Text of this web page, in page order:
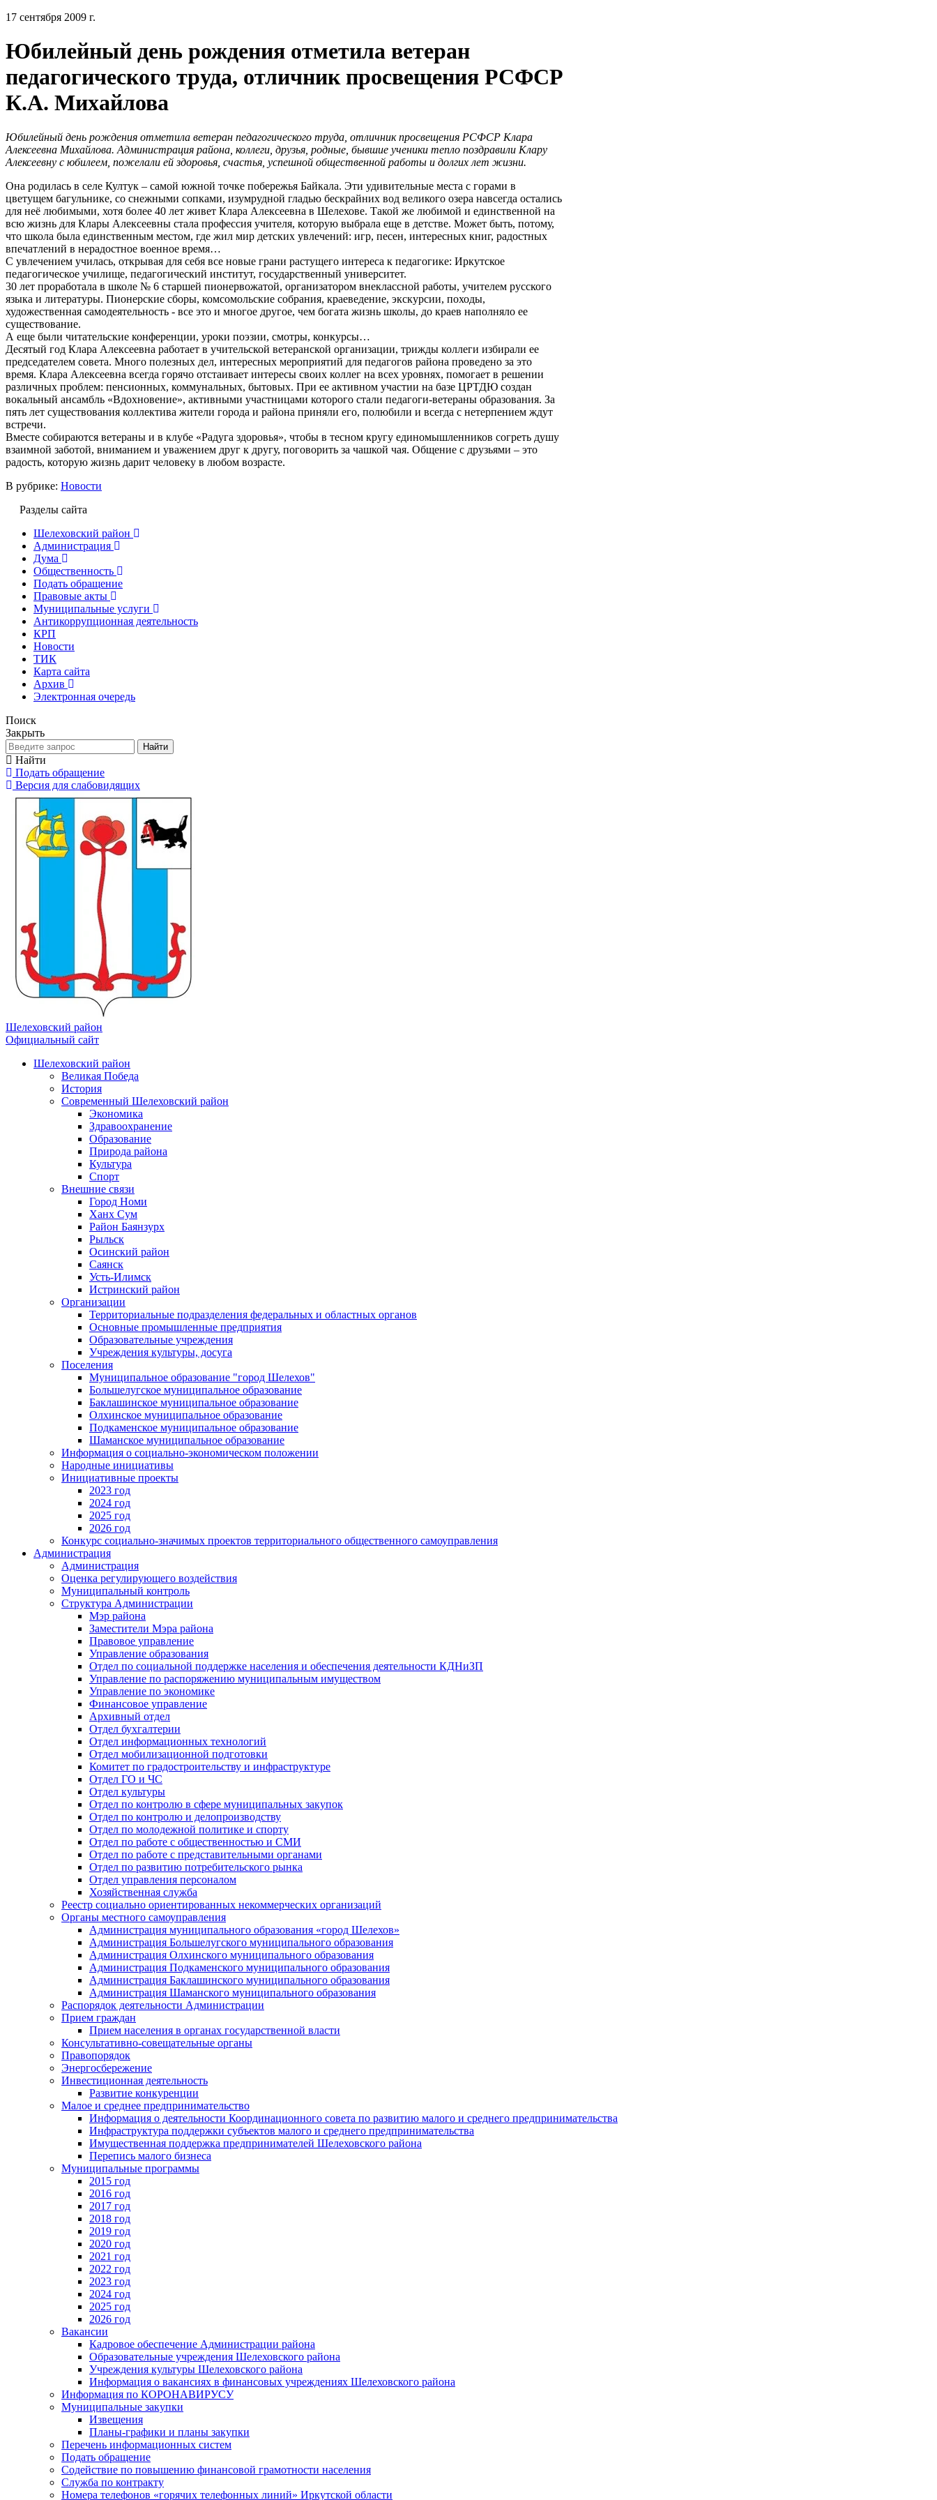
17 сентября 2009 г.
Юбилейный день рождения отметила ветеран
педагогического труда, отличник просвещения РСФСР
К.А. Михайлова
Юбилейный день рождения отметила ветеран педагогического труда, отличник просвещения РСФСР Клара
Алексеевна Михайлова. Администрация района, коллеги, друзья, родные, бывшие ученики тепло поздравили Клару
Алексеевну с юбилеем, пожелали ей здоровья, счастья, успешной общественной работы и долгих лет жизни.
Она родилась в селе Култук – самой южной точке побережья Байкала. Эти удивительные места с горами в
цветущем багульнике, со снежными сопками, изумрудной гладью бескрайних вод великого озера навсегда остались
для неё любимыми, хотя более 40 лет живет Клара Алексеевна в Шелехове. Такой же любимой и единственной на
всю жизнь для Клары Алексеевны стала профессия учителя, которую выбрала еще в детстве. Может быть, потому,
что школа была единственным местом, где жил мир детских увлечений: игр, песен, интересных книг, радостных
впечатлений в нерадостное военное время…
С увлечением училась, открывая для себя все новые грани растущего интереса к педагогике: Иркутское
педагогическое училище, педагогический институт, государственный университет.
30 лет проработала в школе № 6 старшей пионервожатой, организатором внеклассной работы, учителем русского
языка и литературы. Пионерские сборы, комсомольские собрания, краеведение, экскурсии, походы,
художественная самодеятельность - все это и многое другое, чем богата жизнь школы, до краев наполняло ее
существование.
А еще были читательские конференции, уроки поэзии, смотры, конкурсы…
Десятый год Клара Алексеевна работает в учительской ветеранской организации, трижды коллеги избирали ее
председателем совета. Много полезных дел, интересных мероприятий для педагогов района проведено за это
время. Клара Алексеевна всегда горячо отстаивает интересы своих коллег на всех уровнях, помогает в решении
различных проблем: пенсионных, коммунальных, бытовых. При ее активном участии на базе ЦРТДЮ создан
вокальный ансамбль «Вдохновение», активными участницами которого стали педагоги-ветераны образования. За
пять лет существования коллектива жители города и района приняли его, полюбили и всегда с нетерпением ждут
встречи.
Вместе собираются ветераны и в клубе «Радуга здоровья», чтобы в тесном кругу единомышленников согреть душу
взаимной заботой, вниманием и уважением друг к другу, поговорить за чашкой чая. Общение с друзьями – это
радость, которую жизнь дарит человеку в любом возрасте.
В рубрике: Новости
Разделы сайта
Шелеховский район
Администрация
Дума
Общественность
Подать обращение
Правовые акты
Муниципальные услуги
Антикоррупционная деятельность
КРП
Новости
ТИК
Карта сайта
Архив
Электронная очередь
Поиск
Закрыть
Найти
Найти
Подать обращение
Версия для слабовидящих
Шелеховский район
Официальный сайт
Шелеховский район
Великая Победа
История
Современный Шелеховский район
Экономика
Здравоохранение
Образование
Природа района
Культура
Спорт
Внешние связи
Город Номи
Ханх Сум
Район Баянзурх
Рыльск
Осинский район
Саянск
Усть-Илимск
Истринский район
Организации
Территориальные подразделения федеральных и областных органов
Основные промышленные предприятия
Образовательные учреждения
Учреждения культуры, досуга
Поселения
Муниципальное образование "город Шелехов"
Большелугское муниципальное образование
Баклашинское муниципальное образование
Олхинское муниципальное образование
Подкаменское муниципальное образование
Шаманское муниципальное образование
Информация о социально-экономическом положении
Народные инициативы
Инициативные проекты
2023 год
2024 год
2025 год
2026 год
Конкурс социально-значимых проектов территориального общественного самоуправления
Администрация
Администрация
Оценка регулирующего воздействия
Муниципальный контроль
Структура Администрации
Мэр района
Заместители Мэра района
Правовое управление
Управление образования
Отдел по социальной поддержке населения и обеспечения деятельности КДНиЗП
Управление по распоряжению муниципальным имуществом
Управление по экономике
Финансовое управление
Архивный отдел
Отдел бухгалтерии
Отдел информационных технологий
Отдел мобилизационной подготовки
Комитет по градостроительству и инфраструктуре
Отдел ГО и ЧС
Отдел культуры
Отдел по контролю в сфере муниципальных закупок
Отдел по контролю и делопроизводству
Отдел по молодежной политике и спорту
Отдел по работе с общественностью и СМИ
Отдел по работе с представительными органами
Отдел по развитию потребительского рынка
Отдел управления персоналом
Хозяйственная служба
Реестр социально ориентированных некоммерческих организаций
Органы местного самоуправления
Администрация муниципального образования «город Шелехов»
Администрация Большелугского муниципального образования
Администрация Олхинского муниципального образования
Администрация Подкаменского муниципального образования
Администрация Баклашинского муниципального образования
Администрация Шаманского муниципального образования
Распорядок деятельности Администрации
Прием граждан
Прием населения в органах государственной власти
Консультативно-совещательные органы
Правопорядок
Энергосбережение
Инвестиционная деятельность
Развитие конкуренции
Малое и среднее предпринимательство
Информация о деятельности Координационного совета по развитию малого и среднего предпринимательства
Инфраструктура поддержки субъектов малого и среднего предпринимательства
Имущественная поддержка предпринимателей Шелеховского района
Перепись малого бизнеса
Муниципальные программы
2015 год
2016 год
2017 год
2018 год
2019 год
2020 год
2021 год
2022 год
2023 год
2024 год
2025 год
2026 год
Вакансии
Кадровое обеспечение Администрации района
Образовательные учреждения Шелеховского района
Учреждения культуры Шелеховского района
Информация о вакансиях в финансовых учреждениях Шелеховского района
Информация по КОРОНАВИРУСУ
Муниципальные закупки
Извещения
Планы-графики и планы закупки
Перечень информационных систем
Подать обращение
Содействие по повышению финансовой грамотности населения
Служба по контракту
Номера телефонов «горячих телефонных линий» Иркутской области